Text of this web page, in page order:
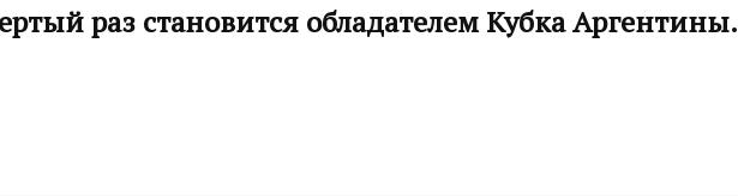
раз становится обладателем Кубка Аргентины.